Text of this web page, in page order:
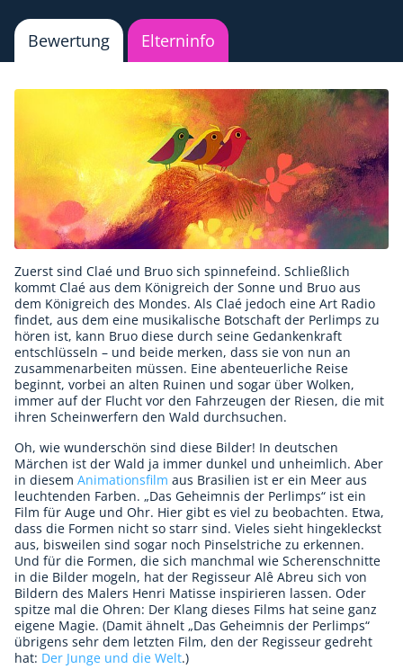
Bewertung Elterninfo
Zuerst sind Claé und Bruo sich spinnefeind. Schließlich
kommt Claé aus dem Königreich der Sonne und Bruo aus
dem Königreich des Mondes. Als Claé jedoch eine Art Radio
findet, aus dem eine musikalische Botschaft der Perlimps zu
hören ist, kann Bruo diese durch seine Gedankenkraft
entschlüsseln – und beide merken, dass sie von nun an
zusammenarbeiten müssen. Eine abenteuerliche Reise
beginnt, vorbei an alten Ruinen und sogar über Wolken,
immer auf der Flucht vor den Fahrzeugen der Riesen, die mit
ihren Scheinwerfern den Wald durchsuchen.
Oh, wie wunderschön sind diese Bilder! In deutschen
Märchen ist der Wald ja immer dunkel und unheimlich. Aber
in diesem Animationsfilm aus Brasilien ist er ein Meer aus
leuchtenden Farben. „Das Geheimnis der Perlimps“ ist ein
Film für Auge und Ohr. Hier gibt es viel zu beobachten. Etwa,
dass die Formen nicht so starr sind. Vieles sieht hingekleckst
aus, bisweilen sind sogar noch Pinselstriche zu erkennen.
Und für die Formen, die sich manchmal wie Scherenschnitte
in die Bilder mogeln, hat der Regisseur Alê Abreu sich von
Bildern des Malers Henri Matisse inspirieren lassen. Oder
spitze mal die Ohren: Der Klang dieses Films hat seine ganz
eigene Magie. (Damit ähnelt „Das Geheimnis der Perlimps“
übrigens sehr dem letzten Film, den der Regisseur gedreht
hat: Der Junge und die Welt.)